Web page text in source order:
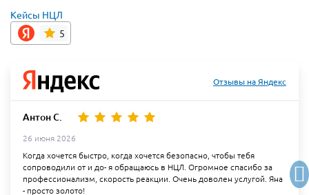
Кейсы НЦЛ
5
Отзывы на Яндекс
Антон С.
26 июня 2026
Когда хочется быстро, когда хочется безопасно, чтобы тебя
сопроводили от и до- я обращаюсь в НЦЛ. Огромное спасибо за
профессионализм, скорость реакции. Очень доволен услугой. Яна
- просто золото!